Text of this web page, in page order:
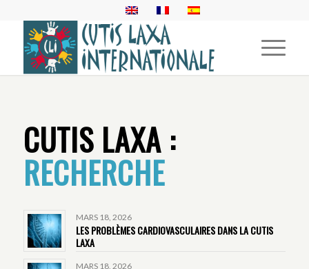
CUTIS LAXA :
RECHERCHE
MARS 18, 2026
LES PROBLÈMES CARDIOVASCULAIRES DANS LA CUTIS
LAXA
MARS 18, 2026